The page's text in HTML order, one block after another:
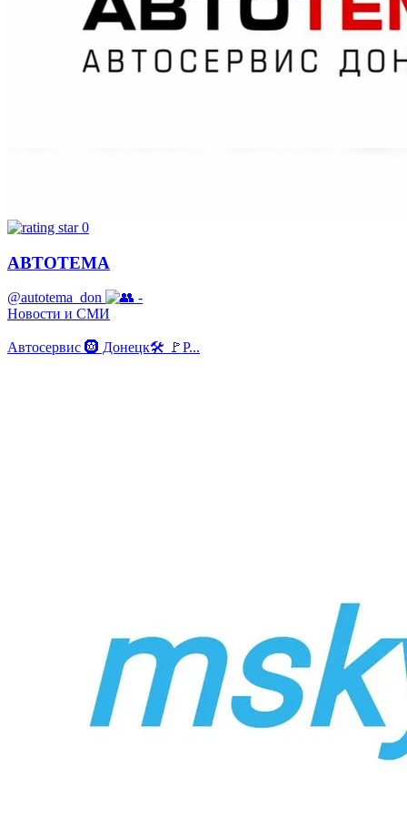
0
АВТОТЕМА
@autotema_don
-
Новости и СМИ
Автосервис 🛞 Донецк🛠️ 🚩Р...